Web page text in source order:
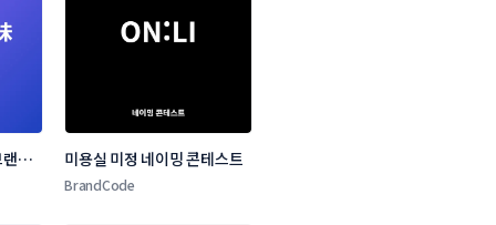
드 미용실 미정 네이밍 콘테스트
BrandCode